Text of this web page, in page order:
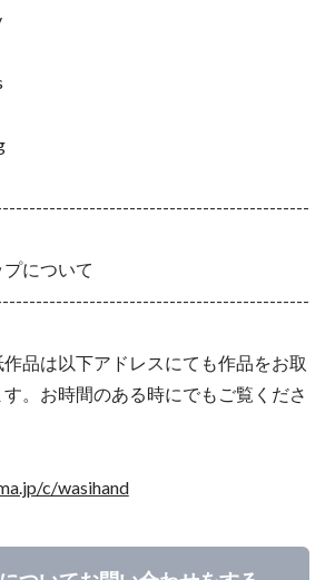
について
品は以下アドレスにても作品をお取
。お時間のある時にでもご覧くださ
c/wasihand